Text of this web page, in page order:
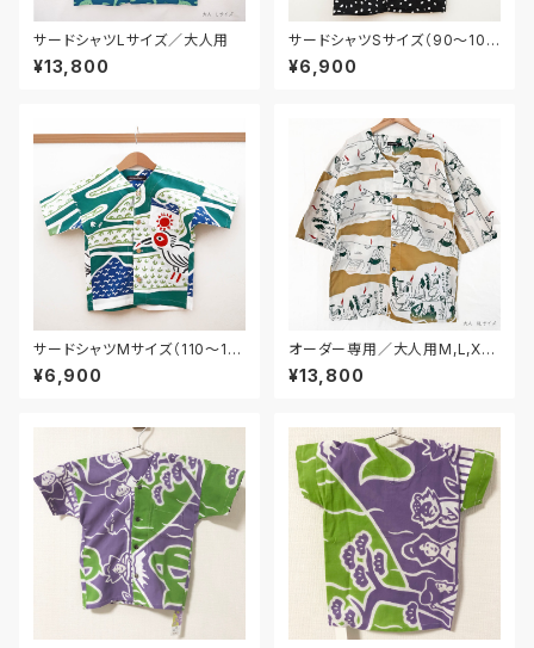
サードシャツLサイズ／大人用
¥13,800
サードシャツSサイズ（90〜10
0）／子供用
¥6,900
サードシャツMサイズ（110〜12
0）／子供用
¥6,900
オーダー専用／大人用M,L,XL
サイズ
¥13,800